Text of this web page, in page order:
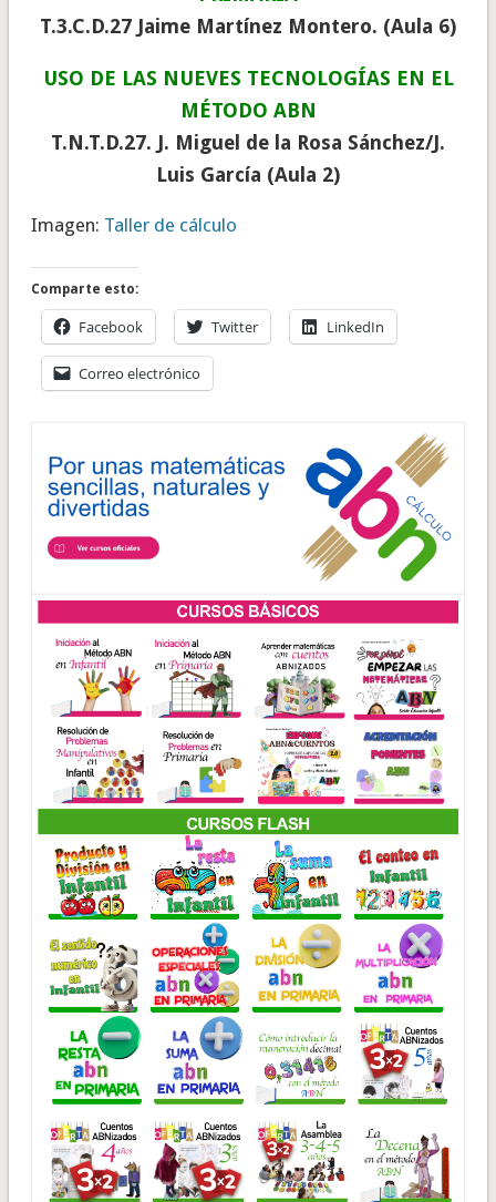
T.3.C.D.27 Jaime Martínez Montero. (Aula 6)
USO DE LAS NUEVES TECNOLOGÍAS EN EL
MÉTODO ABN
T.N.T.D.27. J. Miguel de la Rosa Sánchez/J.
Luis García (Aula 2)
Imagen: Taller de cálculo
Comparte esto:
Facebook Twitter LinkedIn
Correo electrónico